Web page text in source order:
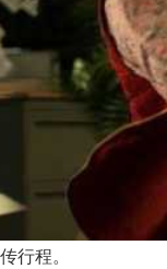
行程。